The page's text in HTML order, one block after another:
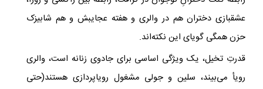
عشقبازی دختران هم در والری و هفته عجایبش و هم شابیزک
حزن همگی گویای این نکته‌اند.
قدرتِ تخیل، یک ویژگی اساسی برای جادوی زنانه است، والری
رویأ می‌بیند، سلین و جولی مشغول رویاپردازی هستند(حتی